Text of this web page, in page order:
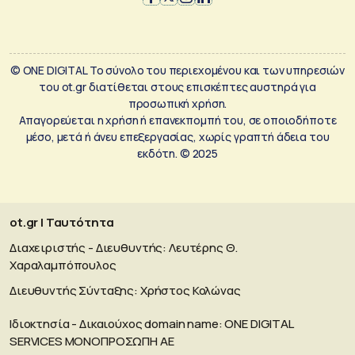
© ONE DIGITAL Το σύνολο του περιεχομένου και των υπηρεσιών
του ot.gr διατίθεται στους επισκέπτες αυστηρά για
προσωπική χρήση.
Απαγορεύεται η χρήση ή επανεκπομπή του, σε οποιοδήποτε
μέσο, μετά ή άνευ επεξεργασίας, χωρίς γραπτή άδεια του
εκδότη. © 2025
ot.gr | Ταυτότητα
Διαχειριστής - Διευθυντής: Λευτέρης Θ.
Χαραλαμπόπουλος
Διευθυντής Σύνταξης: Χρήστος Κολώνας
Ιδιοκτησία - Δικαιούχος domain name: ΟΝΕ DIGITAL
SERVICES MONOΠΡΟΣΩΠΗ ΑΕ